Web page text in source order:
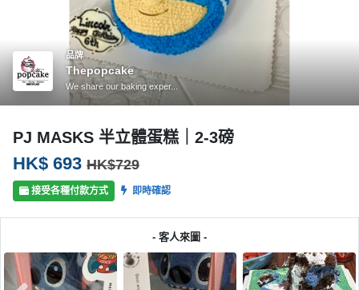
服
務
產
分
類
r
動
類
品牌
Thepopcake
We share our baking exper...
PJ MASKS 半立體蛋糕｜2-3磅
HK$ 693 HK$729
接受各種付款方式 即時確認
- 客人來圖 -